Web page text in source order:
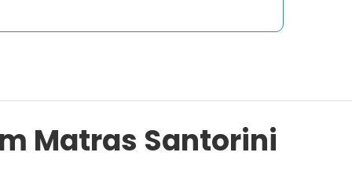
Matras Santorini